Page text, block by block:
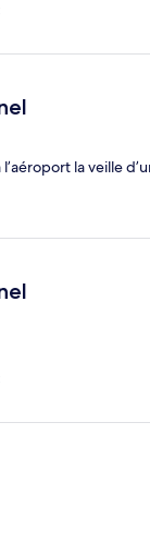
la veille